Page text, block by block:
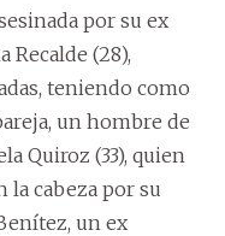
por su ex
Recalde (28),
teniendo como
un hombre de
Quiroz (33), quien
la cabeza por su
un ex